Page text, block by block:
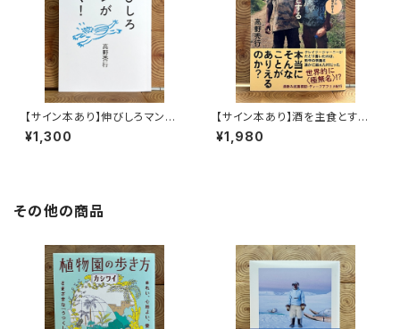
【サイン本あり】伸びしろマンが
ゆく！
¥1,300
【サイン本あり】酒を主食とする
人々 エチオピアの科学的秘境
を旅する
¥1,980
その他の商品